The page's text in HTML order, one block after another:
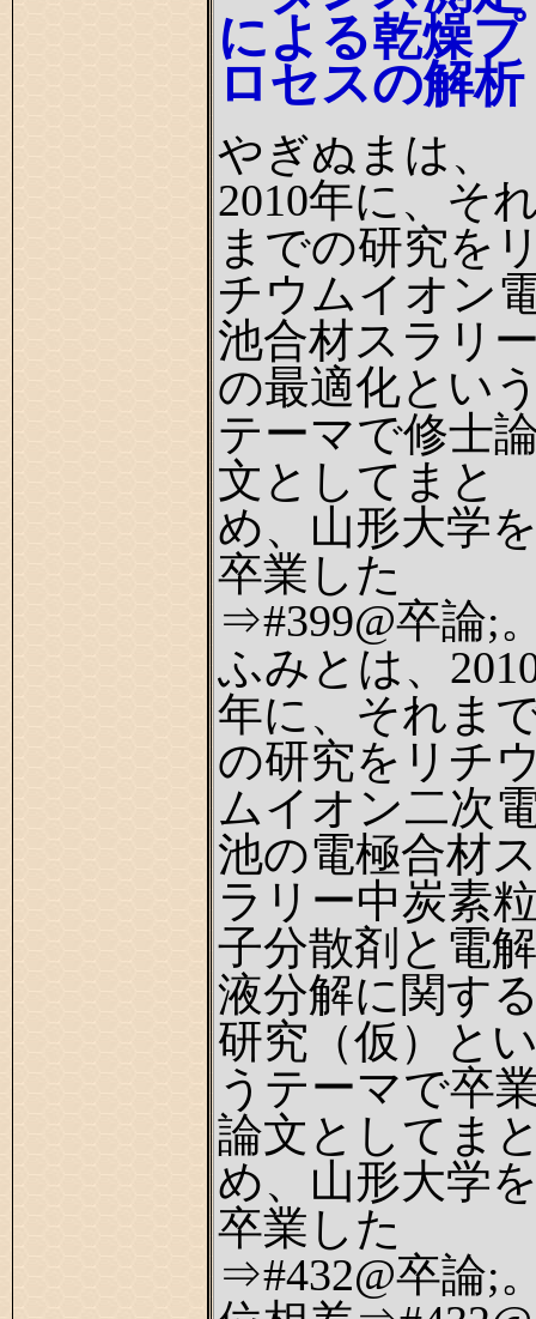
による乾燥プ
ロセスの解析
やぎぬまは、
2010年に、そ
までの研究を
チウムイオン
池合材スラリ
の最適化とい
テーマで修士
文としてまと
め、山形大学
卒業した
⇒#399@卒論;
ふみとは、
年に、それま
の研究をリチ
ムイオン二次
池の電極合材
ラリー中炭素
子分散剤と電解
液分解に関す
研究（仮）と
うテーマで卒
論文としてま
め、山形大学
卒業した
⇒#432@卒論;